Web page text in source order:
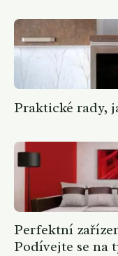
Praktické rady,
Perfektní
Podívejte se na